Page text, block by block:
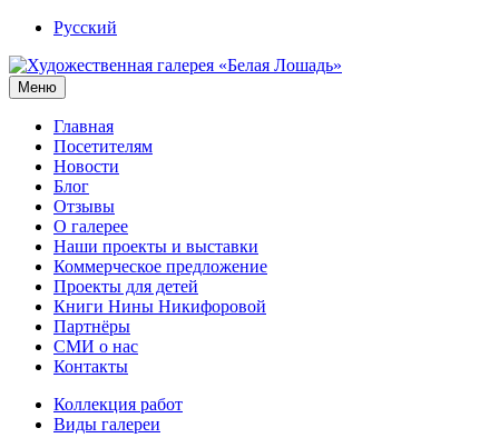
Русский
Меню
Главная
Посетителям
Новости
Блог
Отзывы
О галерее
Наши проекты и выставки
Коммерческое предложение
Проекты для детей
Книги Нины Никифоровой
Партнёры
СМИ о нас
Контакты
Коллекция работ
Виды галереи